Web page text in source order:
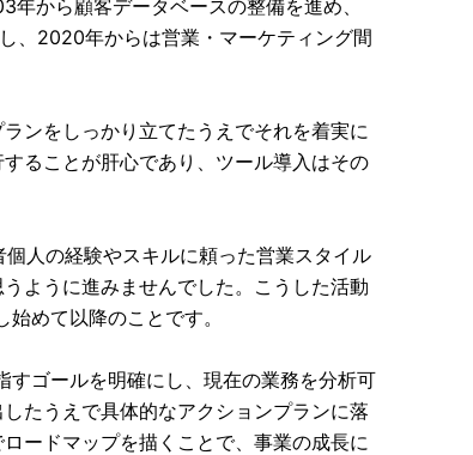
から顧客データベースの整備を進め、
、2020年からは営業・マーケティング間
ンをしっかり立てたうえでそれを着実に
ることが肝心であり、ツール導入はその
人の経験やスキルに頼った営業スタイル
ように進みませんでした。こうした活動
めて以降のことです。
すゴールを明確にし、現在の業務を分析可
たうえで具体的なアクションプランに落
ードマップを描くことで、事業の成長に